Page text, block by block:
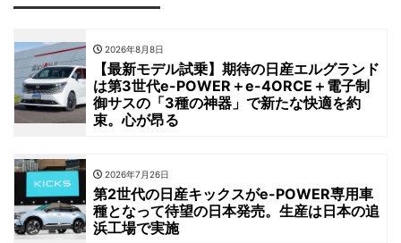
2026年8月8日
【最新モデル試乗】期待の日産エルグランド
は第3世代e-POWER＋e-4ORCE＋電子制
御サスの「3種の神器」で新たな快適を約
束。心が昂る
2026年7月26日
第2世代の日産キックスがe-POWER専用車
種となって待望の日本発売。生産は日本の追
浜工場で実施